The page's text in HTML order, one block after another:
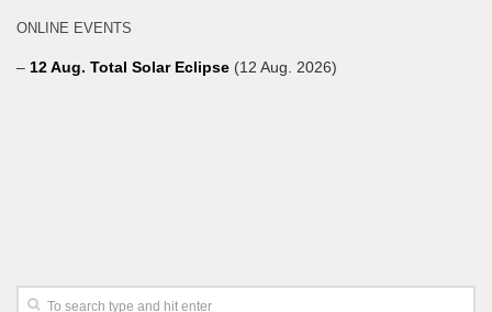
ONLINE EVENTS
– 12 Aug. Total Solar Eclipse (12 Aug. 2026)